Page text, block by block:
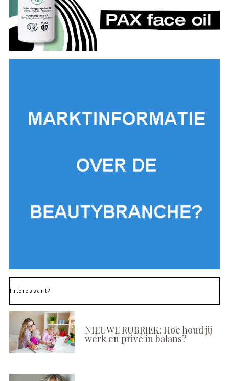
Interessant?
NIEUWE RUBRIEK: Hoe houd jij
werk en privé in balans?